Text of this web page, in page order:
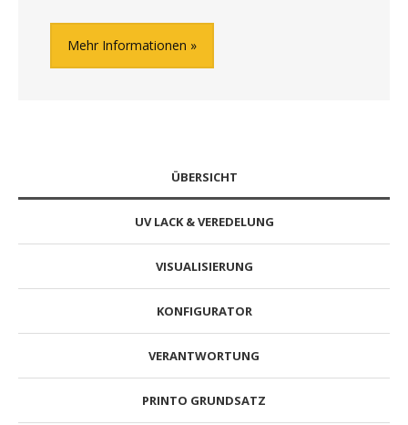
Mehr Informationen
ÜBERSICHT
UV LACK & VEREDELUNG
VISUALISIERUNG
KONFIGURATOR
VERANTWORTUNG
PRINTO GRUNDSATZ